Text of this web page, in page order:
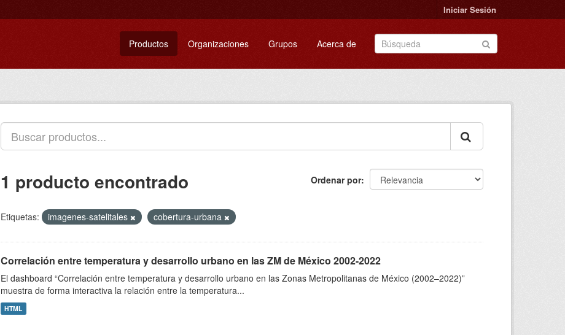
Iniciar Sesión
Productos Organizaciones Grupos Acerca de
Ordenar por
1 producto encontrado
Etiquetas: imagenes-satelitales cobertura-urbana
Correlación entre temperatura y desarrollo urbano en las ZM de México 2002-2022
El dashboard “Correlación entre temperatura y desarrollo urbano en las Zonas Metropolitanas de México (2002–2022)”
muestra de forma interactiva la relación entre la temperatura...
HTML